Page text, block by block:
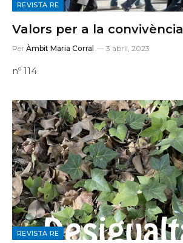
REVISTA RE
Valors per a la convivència
Per Àmbit Maria Corral 3 abril, 2023
nº 114
REVISTA RE